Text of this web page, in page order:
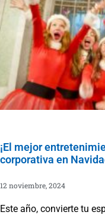
¡El mejor
corporativa en
12 noviembre, 2024
Este año, convierte tu